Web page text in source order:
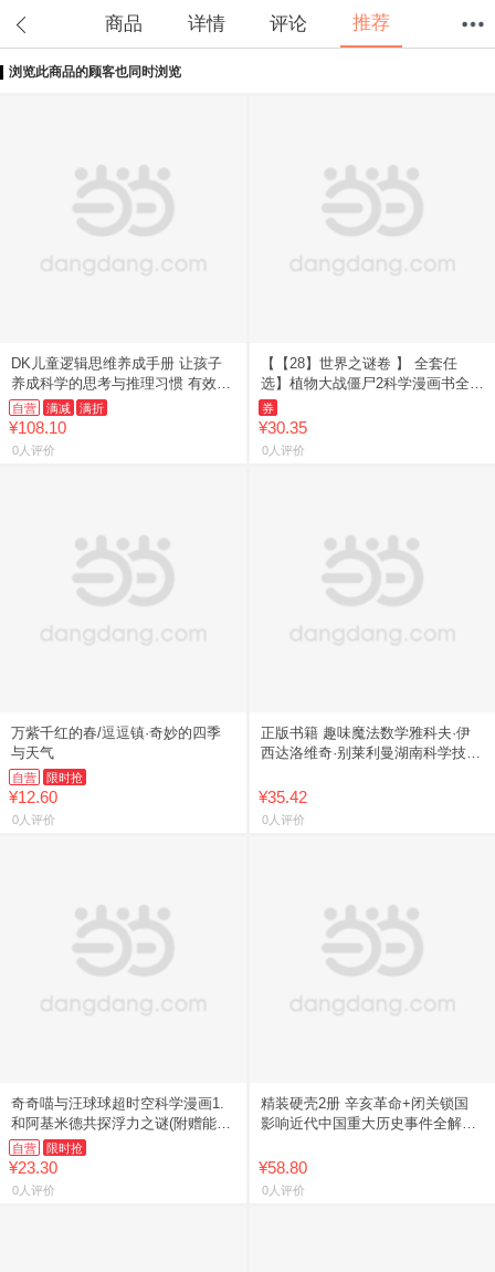
商品 详情 评论 推荐
浏览此商品的顾客也同时浏览
DK儿童逻辑思维养成手册 让孩子
养成科学的思考与推理习惯 有效提
升注意力与记忆力 增强孩子自主解
决问题的能力
自营 满减 满折
¥108.10
0人评价
【【28】世界之谜卷 】 全套任
选】植物大战僵尸2科学漫画书全
69册 6-12岁小学生课外书漫画探案
卷机械卷毒物卷经济生
券
¥30.35
0人评价
万紫千红的春/逗逗镇·奇妙的四季
与天气
自营 限时抢
¥12.60
0人评价
正版书籍 趣味魔法数学雅科夫·伊
西达洛维奇·别莱利曼湖南科学技术
¥35.42
0人评价
奇奇喵与汪球球超时空科学漫画1.
和阿基米德共探浮力之谜(附赠能量
闪卡)
自营 限时抢
¥23.30
0人评价
精装硬壳2册 辛亥革命+闭关锁国
影响近代中国重大历史事件全解析
全书 青少年近代史启蒙科
¥58.80
0人评价